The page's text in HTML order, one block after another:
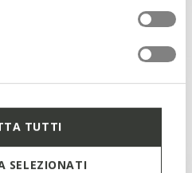
TUTTI
SELEZIONATI